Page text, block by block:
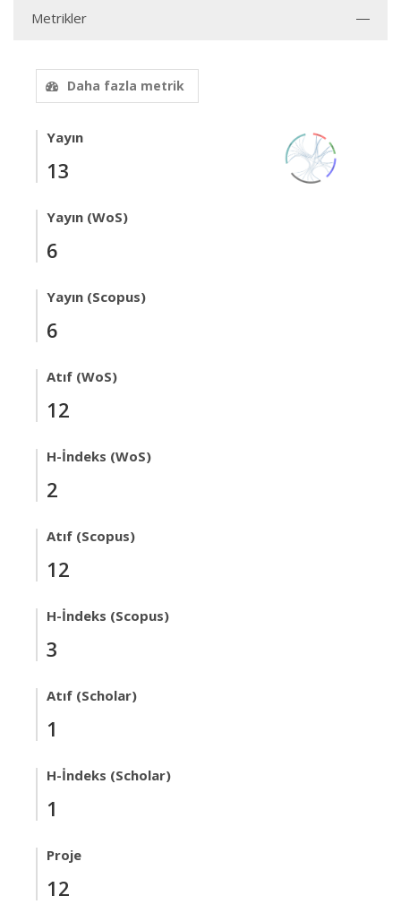
Metrikler
Daha fazla metrik
Yayın
13
Yayın (WoS)
6
Yayın (Scopus)
6
Atıf (WoS)
12
H-İndeks (WoS)
2
Atıf (Scopus)
12
H-İndeks (Scopus)
3
Atıf (Scholar)
1
H-İndeks (Scholar)
1
Proje
12